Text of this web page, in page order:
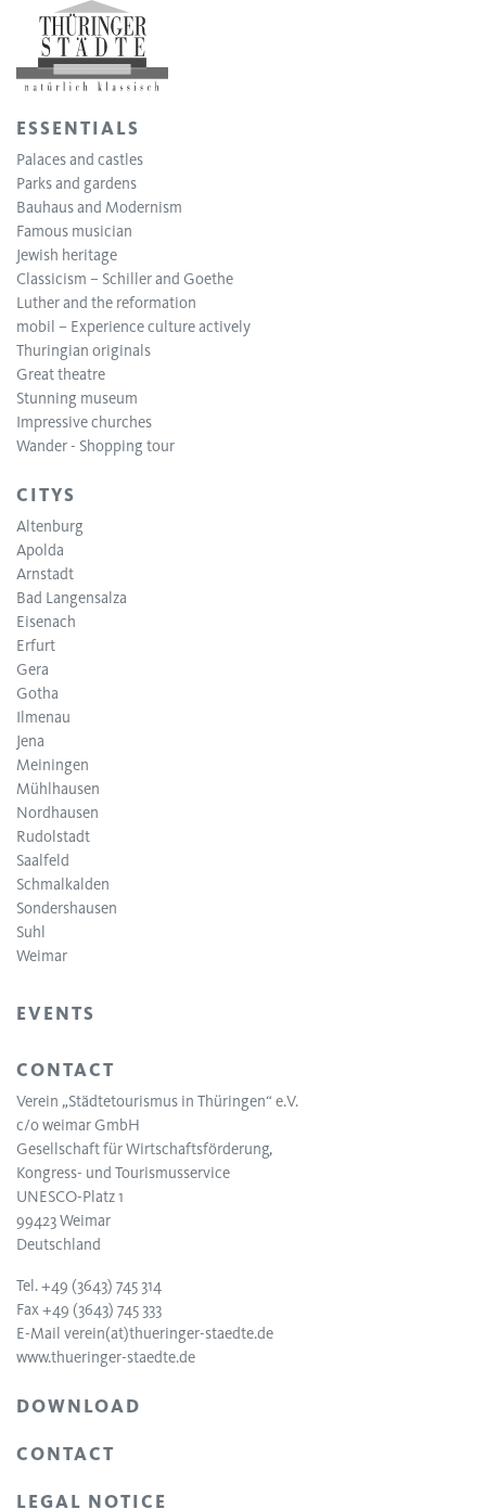
ESSENTIALS
Palaces and castles
Parks and gardens
Bauhaus and Modernism
Famous musician
Jewish heritage
Classicism – Schiller and Goethe
Luther and the reformation
mobil – Experience culture actively
Thuringian originals
Great theatre
Stunning museum
Impressive churches
Wander - Shopping tour
CITYS
Altenburg
Apolda
Arnstadt
Bad Langensalza
Eisenach
Erfurt
Gera
Gotha
Ilmenau
Jena
Meiningen
Mühlhausen
Nordhausen
Rudolstadt
Saalfeld
Schmalkalden
Sondershausen
Suhl
Weimar
EVENTS
CONTACT
Verein „Städtetourismus in Thüringen“ e.V.
c/o weimar GmbH
Gesellschaft für Wirtschaftsförderung,
Kongress- und Tourismusservice
UNESCO-Platz 1
99423 Weimar
Deutschland
Tel. +49 (3643) 745 314
Fax +49 (3643) 745 333
E-Mail verein(at)thueringer-staedte.de
www.thueringer-staedte.de
DOWNLOAD
CONTACT
LEGAL NOTICE